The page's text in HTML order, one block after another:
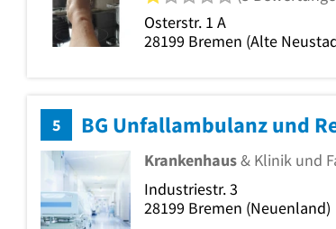
Osterstr. 1 A
28199 Bremen (Alte
5
Krankenhaus& Klinik und
Industriestr. 3
28199 Bremen (Neuenland)